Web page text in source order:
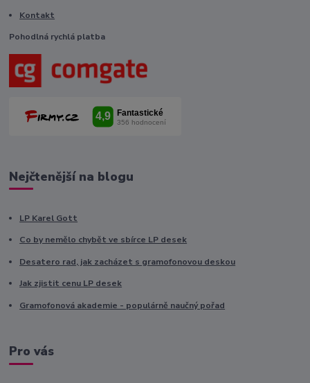
Kontakt
Pohodlná rychlá platba
Nejčtenější na blogu
LP Karel Gott
Co by nemělo chybět ve sbírce LP desek
Desatero rad, jak zacházet s gramofonovou deskou
Jak zjistit cenu LP desek
Gramofonová akademie - populárně naučný pořad
Pro vás